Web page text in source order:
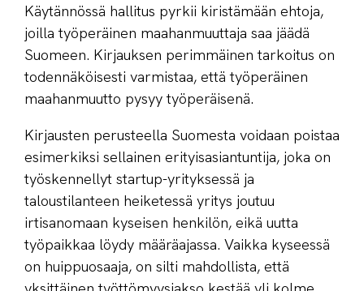
Käytännössä hallitus pyrkii kiristämään ehtoja,
joilla työperäinen maahanmuuttaja saa jäädä
Suomeen. Kirjauksen perimmäinen tarkoitus on
todennäköisesti varmistaa, että työperäinen
maahanmuutto pysyy työperäisenä.
Kirjausten perusteella Suomesta voidaan poistaa
esimerkiksi sellainen erityisasiantuntija, joka on
työskennellyt startup-yrityksessä ja
taloustilanteen heiketessä yritys joutuu
irtisanomaan kyseisen henkilön, eikä uutta
työpaikkaa löydy määräajassa. Vaikka kyseessä
on huippuosaaja, on silti mahdollista, että